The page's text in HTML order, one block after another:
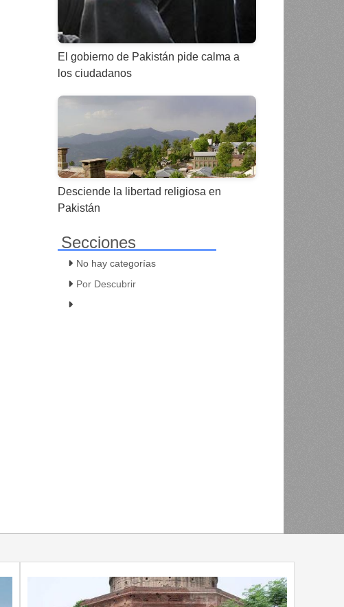
El gobierno de Pakistán pide calma a
los ciudadanos
Desciende la libertad religiosa en
Pakistán
Secciones
No hay categorías
Por Descubrir